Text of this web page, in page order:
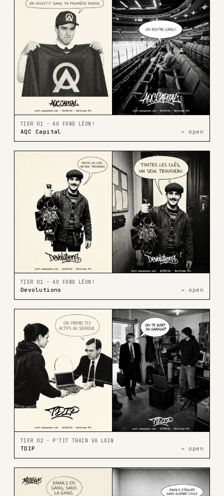
TIER 01 · AU FOND LÉON!
AQC Capital → open
TIER 01 · AU FOND LÉON!
Devolutions → open
TIER 02 · P'TIT TRAIN VA LOIN
TDIP → open